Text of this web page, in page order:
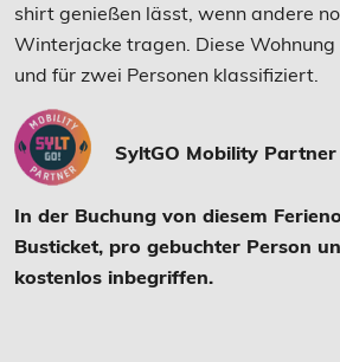
shirt genießen lässt, wenn andere
Winterjacke tragen. Diese
und für zwei Personen klassifiziert.
SyltGO Mobility Partner
In der Buchung von diesem
Busticket, pro gebuchter Person
kostenlos inbegriffen.